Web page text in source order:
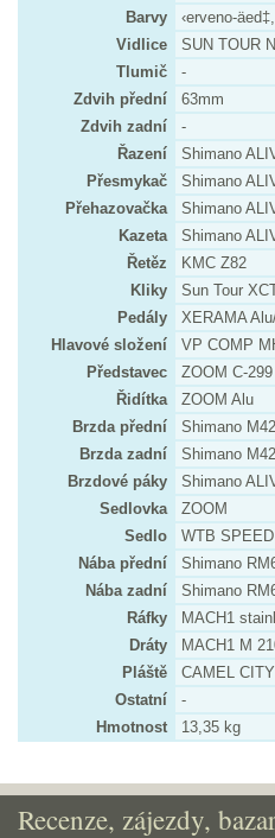
Barvy
‹erveno-
Vidlice
SUN TOUR
Tlumič
-
Zdvih přední
63mm
Zdvih zadní
-
Řazení
Shimano
Přesmykač
Shimano
Přehazovačka
Shimano
Kazeta
Shimano
Řetěz
KMC Z82
Kliky
Sun Tour
Pedály
XERAMA
Hlavové složení
VP COMP
Představec
ZOOM C-
Řidítka
ZOOM Alu
Brzda přední
Shimano
Brzda zadní
Shimano
Brzdové páky
Shimano
Sedlovka
ZOOM
Sedlo
WTB
Nába přední
Shimano
Nába zadní
Shimano
Ráfky
MACH1
Dráty
MACH1 M
Pláště
CAMEL
Ostatní
-
Hmotnost
13,35 kg
Recenze, zájezdy,